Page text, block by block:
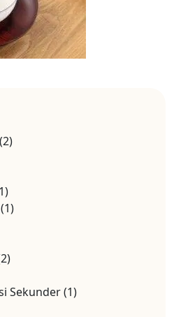
(2)
(1)
Sekunder(1)